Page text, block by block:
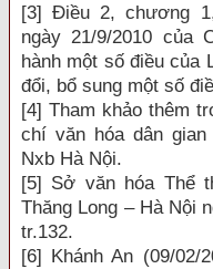
[3] Điều 2, chương
ngày 21/9/2010 của
hành một số điều của
đổi, bổ sung một số
[4] Tham khảo thêm
chí văn hóa dân
Nxb Hà Nội.
[5] Sở văn hóa Thể
Thăng Long – Hà Nội
tr.132.
[6] Khánh An (09/02/